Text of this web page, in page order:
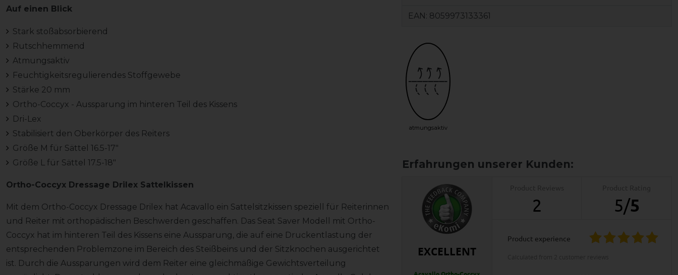
Auf einen Blick
Stark stoßabsorbierend
Rutschhemmend
Atmungsaktiv
Feuchtigkeitsregulierendes Stoffgewebe
Stärke 20 mm
Ortho-Coccyx - Aussparung im hinteren Teil des Kissens
Dri-Lex
Stabilisiert den Oberkörper des Reiters
Größe M für Sättel 16.5-17"
Größe L für Sättel 17.5-18"
Ortho-Coccyx Dressage Drilex Sattelkissen
Mit dem Ortho-Coccyx Dressage Drilex hat Acavallo ein Sattelsitzkissen speziell für Reiterinnen
und Reiter mit orthopädischen Beschwerden geschaffen. Das Seat Saver Modell mit Ortho-
Coccyx hat im hinteren Teil des Kissens eine Aussparung, die auf eine Druckentlastung der
entsprechenden Problemzone im Bereich des Steißbeins und der Sitzknochen ausgerichtet
ist. Durch die Aussparungen wird dem Reiter eine gleichmäßige Gewichtsverteilung
EAN: 8059973133361
atmungsaktiv
EXCELLENT
Acavallo Ortho-Coccyx
2 5/5
product experience